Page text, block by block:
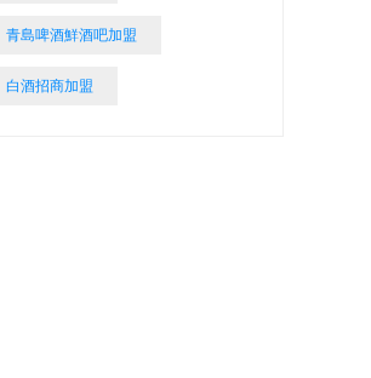
青島啤酒鮮酒吧加盟
白酒招商加盟